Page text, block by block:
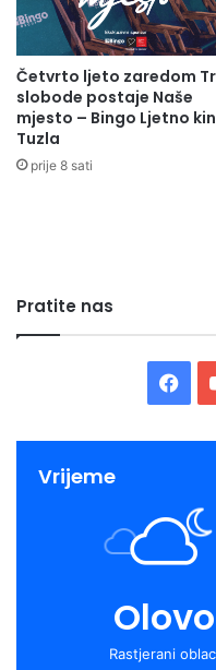
Četvrto ljeto zaredom
slobode postaje Naše
mjesto – Bingo Ljetno
Tuzla
prije 8 sati
Pratite nas
Vrijeme
Olovo
Rastjerani